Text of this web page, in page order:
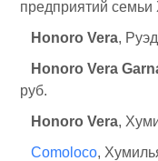
предприятий семьи
Honorо Vera,
Honorо Vera
руб.
Honorо Vera,
Comoloco,